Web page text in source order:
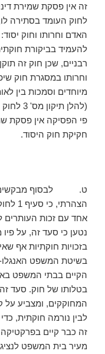
לחוק העומד בסתירה
האדם וחרותו וחוק
רבניים, שכן חוק זה
וחרותו במסגרת חוק
(להלן
פי הפסיקה אין פסקת
חקיקת חוק היסוד.
ט. לבסוף מבקשים
אחד עם זכות העותרים
נטען כי סעד זה, על
בזכויות חוקתיות אף
בשיטת המשפט האנגלו-
הקיים בבתי המשפט
בטלותו של חוק. סעד
המחוקקים, ומצביע על
לבין נורמה חוקתית,
זה כבר קיים
מעיר בית המשפט